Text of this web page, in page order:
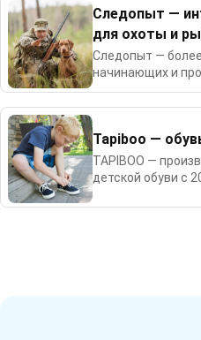
Следопыт —
для охоты и
Следопыт —
начинающих и
Работает с 2002
Tapiboo —
TAPIBOO —
детской обуви с